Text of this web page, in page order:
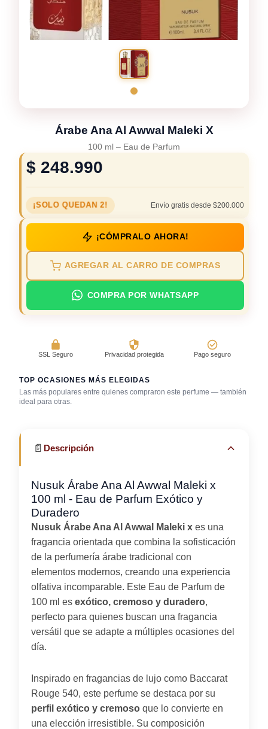
Árabe Ana Al Awwal Maleki X
100 ml – Eau de Parfum
$ 248.990
¡SOLO QUEDAN 2! Envío gratis desde $200.000
¡CÓMPRALO AHORA!
AGREGAR AL CARRO DE COMPRAS
COMPRA POR WHATSAPP
SSL Seguro Privacidad protegida Pago seguro
TOP OCASIONES MÁS ELEGIDAS
Las más populares entre quienes compraron este perfume — también
ideal para otras.
Boda (invitado)
📄 Descripción
Nusuk Árabe Ana Al Awwal Maleki x
100 ml - Eau de Parfum Exótico y
Duradero
Nusuk Árabe Ana Al Awwal Maleki x es una
fragancia orientada que combina la sofisticación
de la perfumería árabe tradicional con
elementos modernos, creando una experiencia
olfativa incomparable. Este Eau de Parfum de
100 ml es exótico, cremoso y duradero,
perfecto para quienes buscan una fragancia
versátil que se adapte a múltiples ocasiones del
día.
Inspirado en fragancias de lujo como Baccarat
Rouge 540, este perfume se destaca por su
perfil exótico y cremoso que lo convierte en
una elección irresistible. Su composición